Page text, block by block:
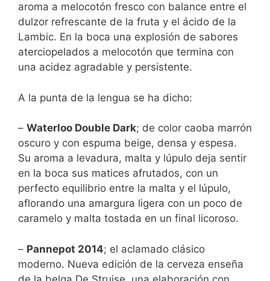
aroma a melocotón fresco con balance entre el
dulzor refrescante de la fruta y el ácido de la
Lambic. En la boca una explosión de sabores
aterciopelados a melocotón que termina con
una acidez agradable y persistente.
A la punta de la lengua se ha dicho:
– Waterloo Double Dark; de color caoba marrón
oscuro y con espuma beige, densa y espesa.
Su aroma a levadura, malta y lúpulo deja sentir
en la boca sus matices afrutados, con un
perfecto equilibrio entre la malta y el lúpulo,
aflorando una amargura ligera con un poco de
caramelo y malta tostada en un final licoroso.
– Pannepot 2014; el aclamado clásico
moderno. Nueva edición de la cerveza enseña